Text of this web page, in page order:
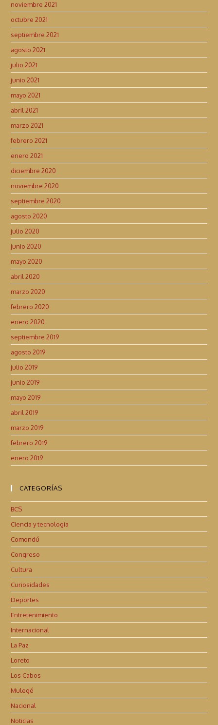
noviembre 2021
octubre 2021
septiembre 2021
agosto 2021
julio 2021
junio 2021
mayo 2021
abril 2021
marzo 2021
febrero 2021
enero 2021
diciembre 2020
noviembre 2020
septiembre 2020
agosto 2020
julio 2020
junio 2020
mayo 2020
abril 2020
marzo 2020
febrero 2020
enero 2020
septiembre 2019
agosto 2019
julio 2019
junio 2019
mayo 2019
abril 2019
marzo 2019
febrero 2019
enero 2019
CATEGORÍAS
BCS
Ciencia y tecnología
Comondú
Congreso
Cultura
Curiosidades
Deportes
Entretenimiento
Internacional
La Paz
Loreto
Los Cabos
Mulegé
Nacional
Noticias